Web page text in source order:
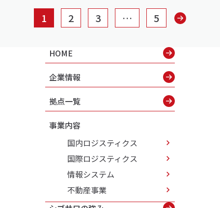
稿
り
1 2 3 … 5
HOME
企業情報
拠点一覧
事業内容
国内ロジスティクス
国際ロジスティクス
情報システム
不動産事業